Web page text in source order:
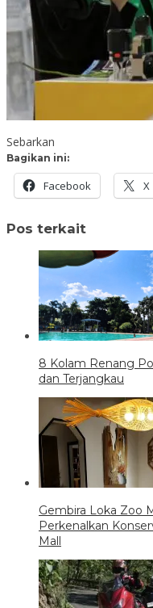
Sebarkan
Bagikan ini:
Facebook X
Pos terkait
8 Kolam Renang
dan Terjangkau
Gembira Loka Zoo
Perkenalkan
Mall